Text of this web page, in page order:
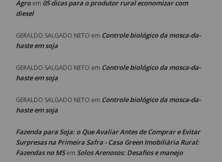
Agroem 05 dicas para o produtor rural economizar com
diesel
GERALDO SALGADO NETO em Controle biológico da mosca-da-
haste em soja
GERALDO SALGADO NETO em Controle biológico da mosca-da-
haste em soja
GERALDO SALGADO NETO em Controle biológico da mosca-da-
haste em soja
Fazenda para Soja: o Que Avaliar Antes de Comprar e Evitar
Surpresas na Primeira Safra - Casa Green Imobiliária Rural:
Fazendas no MSem Solos Arenosos: Desafios e manejo